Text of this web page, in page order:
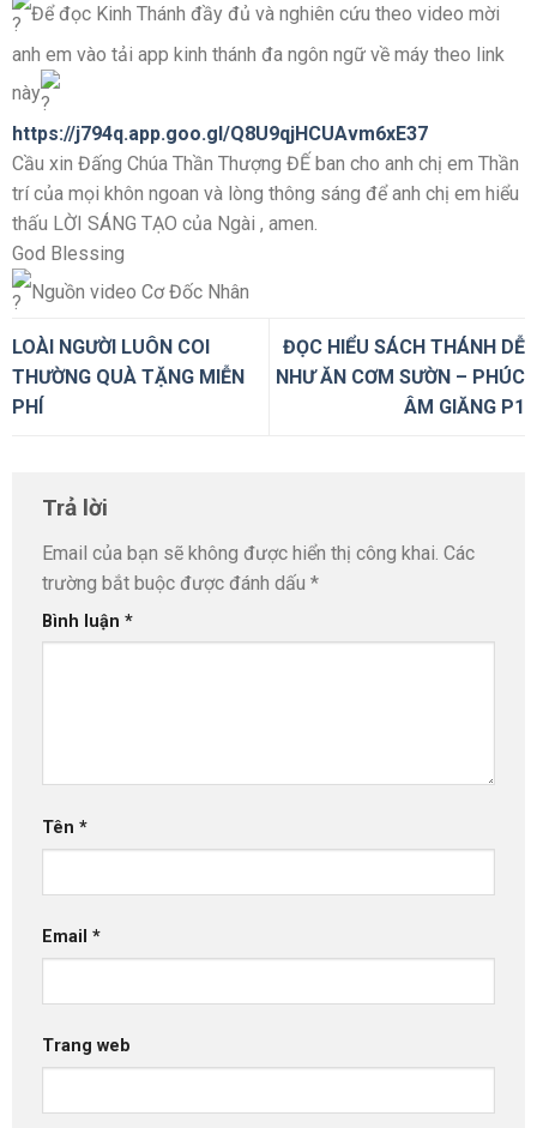
Để đọc Kinh Thánh đầy đủ và nghiên cứu theo video mời
anh em vào tải app kinh thánh đa ngôn ngữ về máy theo link
này
https://j794q.app.goo.gl/Q8U9qjHCUAvm6xE37
Cầu xin Đấng Chúa Thần Thượng ĐẾ ban cho anh chị em Thần
trí của mọi khôn ngoan và lòng thông sáng để anh chị em hiểu
thấu LỜI SÁNG TẠO của Ngài , amen.
God Blessing
Nguồn video Cơ Đốc Nhân
LOÀI NGƯỜI LUÔN COI
THƯỜNG QUÀ TẶNG MIỄN
PHÍ
ĐỌC HIỂU SÁCH THÁNH DỄ
NHƯ ĂN CƠM SƯỜN – PHÚC
ÂM GIĂNG P1
Trả lời
Email của bạn sẽ không được hiển thị công khai. Các
trường bắt buộc được đánh dấu *
Bình luận *
Tên *
Email *
Trang web